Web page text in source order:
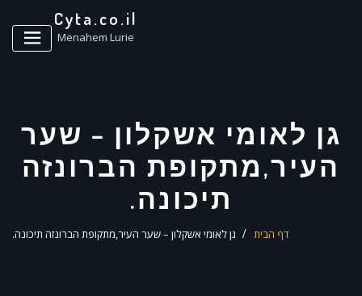
Cyta.co.il
Menahem Lurie
גן לאומי אשקלון – שער
העיר,מתקופת הברונזה
תיכונה.
דף הבית גן לאומי אשקלון – שער העיר,מתקופת הברונזה תיכונה.